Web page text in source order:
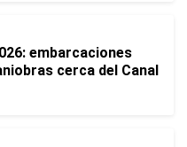
embarcaciones
cerca del Canal